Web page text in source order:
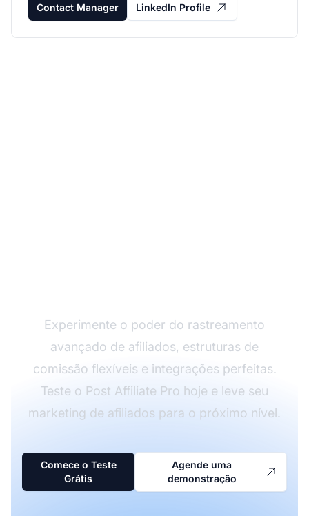
Contact Manager LinkedIn Profile
Experimente o poder do rastreamento
avançado de afiliados, estruturas de
comissão flexíveis e integrações perfeitas.
Teste o Post Affiliate Pro hoje e leve seu
marketing de afiliados para o próximo nível.
Comece o Teste
Grátis
Agende uma
demonstração